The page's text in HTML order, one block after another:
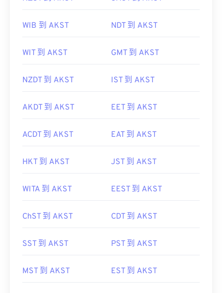
WIB 到 AKST NDT 到 AKST
WIT 到 AKST GMT 到 AKST
NZDT 到 AKST IST 到 AKST
AKDT 到 AKST EET 到 AKST
ACDT 到 AKST EAT 到 AKST
HKT 到 AKST JST 到 AKST
WITA 到 AKST EEST 到 AKST
ChST 到 AKST CDT 到 AKST
SST 到 AKST PST 到 AKST
MST 到 AKST EST 到 AKST